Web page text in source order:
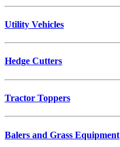
Utility Vehicles
Hedge Cutters
Tractor Toppers
Balers and Grass Equipment